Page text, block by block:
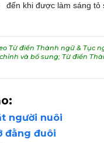
đến khi được làm sáng tỏ
Từ điển Thành ngữ & Tục
và bổ sung; Từ điển
người nuôi
đằng đuôi